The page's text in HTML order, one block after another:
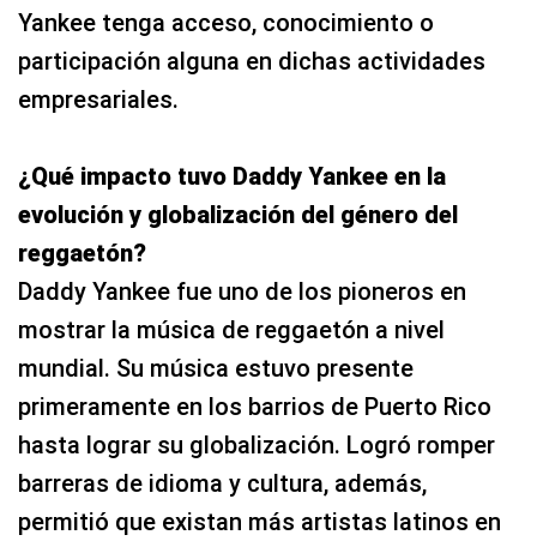
Yankee tenga acceso, conocimiento o
participación alguna en dichas actividades
empresariales.
¿Qué impacto tuvo Daddy Yankee en la
evolución y globalización del género del
reggaetón?
Daddy Yankee fue uno de los pioneros en
mostrar la música de reggaetón a nivel
mundial. Su música estuvo presente
primeramente en los barrios de Puerto Rico
hasta lograr su globalización. Logró romper
barreras de idioma y cultura, además,
permitió que existan más artistas latinos en